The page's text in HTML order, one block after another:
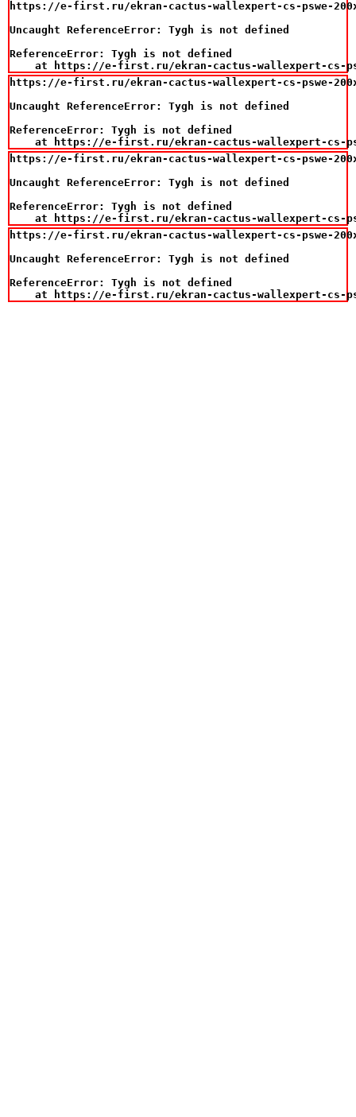
https://e-first.ru/ekran-cactus-wallexpert-cs-pswe-
Uncaught ReferenceError: Tygh is not defined
ReferenceError: Tygh is not defined
at https://e-first.ru/ekran-cactus-wallexpert-
https://e-first.ru/ekran-cactus-wallexpert-cs-pswe-
Uncaught ReferenceError: Tygh is not defined
ReferenceError: Tygh is not defined
at https://e-first.ru/ekran-cactus-wallexpert-
https://e-first.ru/ekran-cactus-wallexpert-cs-pswe-
Uncaught ReferenceError: Tygh is not defined
ReferenceError: Tygh is not defined
at https://e-first.ru/ekran-cactus-wallexpert-
https://e-first.ru/ekran-cactus-wallexpert-cs-pswe-
Uncaught ReferenceError: Tygh is not defined
ReferenceError: Tygh is not defined
at https://e-first.ru/ekran-cactus-wallexpert-